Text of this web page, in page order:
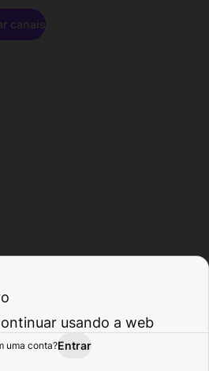
Atividade
canais
usando a web
uma conta?Entrar